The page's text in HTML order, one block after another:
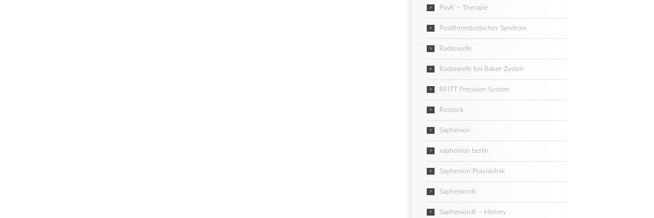
PavK – Therapie
Postthrombotisches Syndrom
Radiowelle
Radiowelle bei Baker-Zysten
RFITT Precision System
Rostock
Saphenion
saphenion berlin
Saphenion Praxisklinik
Saphenion®
Saphenion® – History